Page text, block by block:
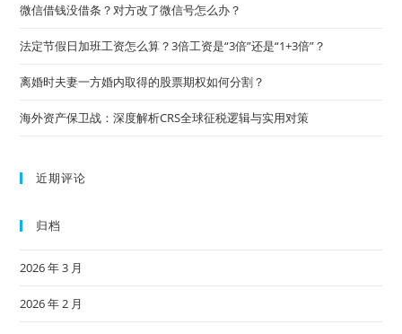
微信借钱没借条？对方改了微信号怎么办？
法定节假日加班工资怎么算？3倍工资是“3倍”还是“1+3倍”？
离婚时夫妻一方婚内取得的股票期权如何分割？
海外资产保卫战：深度解析CRS全球征税逻辑与实用对策
近期评论
归档
2026 年 3 月
2026 年 2 月